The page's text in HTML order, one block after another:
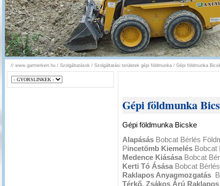
// www.gartnerkert.hu / Szolgáltatások / Szolgáltatási területek gépi földmunka / Gépi földmunka
Gépi földmunka
Gépi földmunka Bicske
Alapásás Bobcat Bérlés
Pincetömb Kiemelés Bobcat
Medence Kiásása Bobcat
Kerti Tó Ásása Bobcat
Raklapos Anyagmozgatás
Térkő, Zsákos Árú